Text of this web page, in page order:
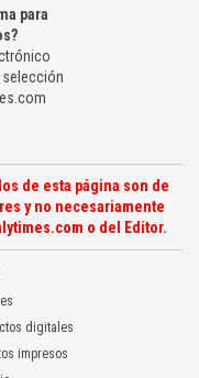
para
de esta página son de
y no necesariamente
o del Editor.
digitales
impresos